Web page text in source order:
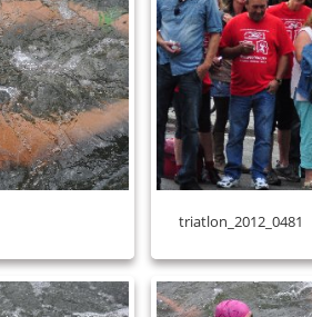
triatlon_2012_0481